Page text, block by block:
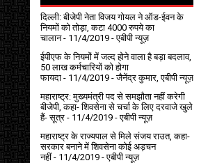
दिल्ली: बीजेपी नेता विजय गोयल ने ऑड-ईवन के
नियमों को तोड़ा, कटा 4000 रुपये का
चालान- 11/4/2019 - एबीपी न्यूज़
ईपीएफ के नियमों में जल्द होने वाला है बड़ा बदलाव,
50 लाख कर्मचारियों को होगा
फायदा - 11/4/2019 - जैनेंद्र कुमार, एबीपी न्यूज़
महाराष्ट्र: मुख्यमंत्री पद से समझौता नहीं करेगी
बीजेपी, कहा- शिवसेना से चर्चा के लिए दरवाजे खुले
हैं- सूत्र - 11/4/2019 - एबीपी न्यूज़
महाराष्ट्र के राज्यपाल से मिले संजय राउत, कहा-
सरकार बनाने में शिवसेना कोई अड़चन
नहीं- 11/4/2019 - एबीपी न्यूज़